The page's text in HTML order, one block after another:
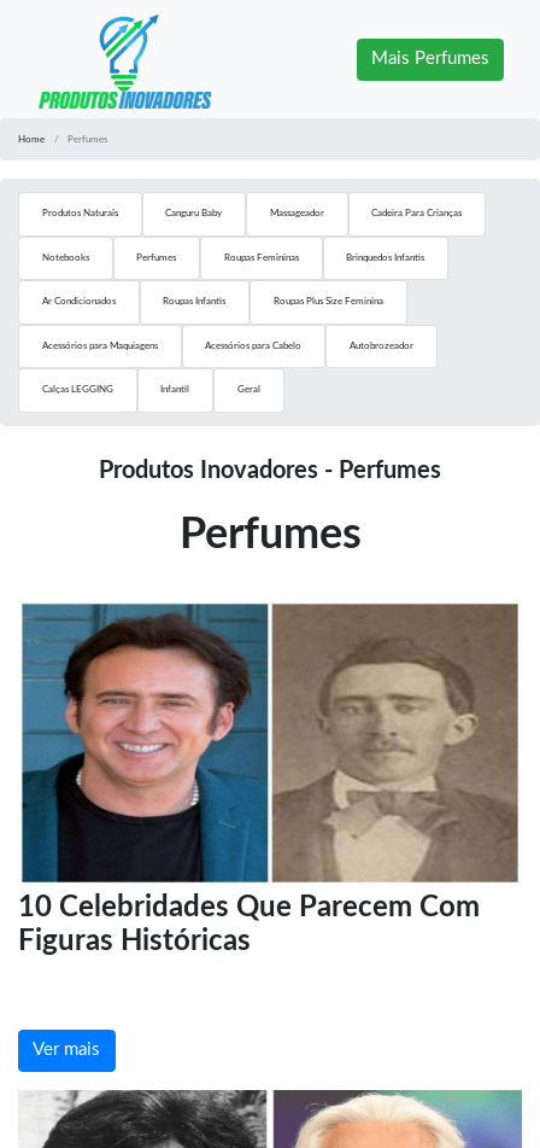
Mais Perfumes
Home Perfumes
Produtos Naturais Canguru Baby Massageador Cadeira Para Crianças
Notebooks Perfumes Roupas Femininas Brinquedos Infantis
Ar Condicionados Roupas Infantis Roupas Plus Size Feminina
Acessórios para Maquiagens Acessórios para Cabelo Autobrozeador
Calças LEGGING Infantil Geral
Produtos Inovadores - Perfumes
Perfumes
10 Celebridades Que Parecem Com
Figuras Históricas
Ver mais